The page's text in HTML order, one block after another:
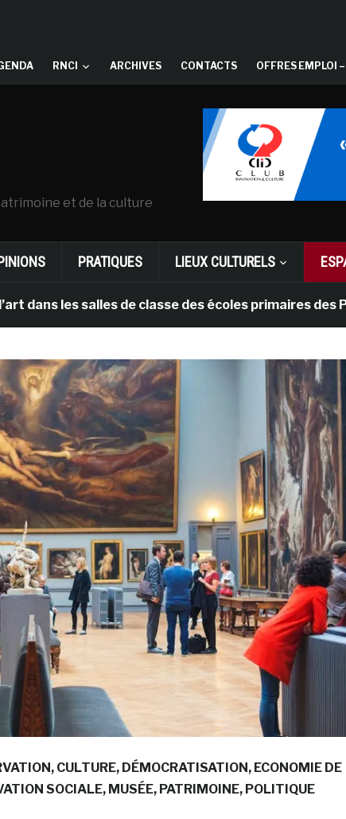
RNCI ARCHIVES CONTACTS OFFRES EMPLOI
et de la culture
PRATIQUES LIEUX CULTURELS
salles de classe des écoles primaires des Pays-bas
CULTURE DÉMOCRATISATION ECONOMIE DE
SOCIALE MUSÉE PATRIMOINE POLITIQUE